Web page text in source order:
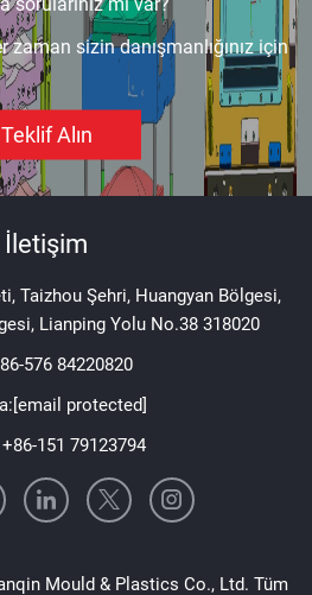
zaman sizin danışmanlığınız için
Teklif Alın
İletişim
Taizhou Şehri, Huangyan Bölgesi,
Lianping Yolu No.38 318020
576 84220820
[email protected]
+86-151 79123794
Mould & Plastics Co., Ltd. Tüm